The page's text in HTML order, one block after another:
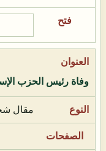
وفاة رئيس الحزب
مقال